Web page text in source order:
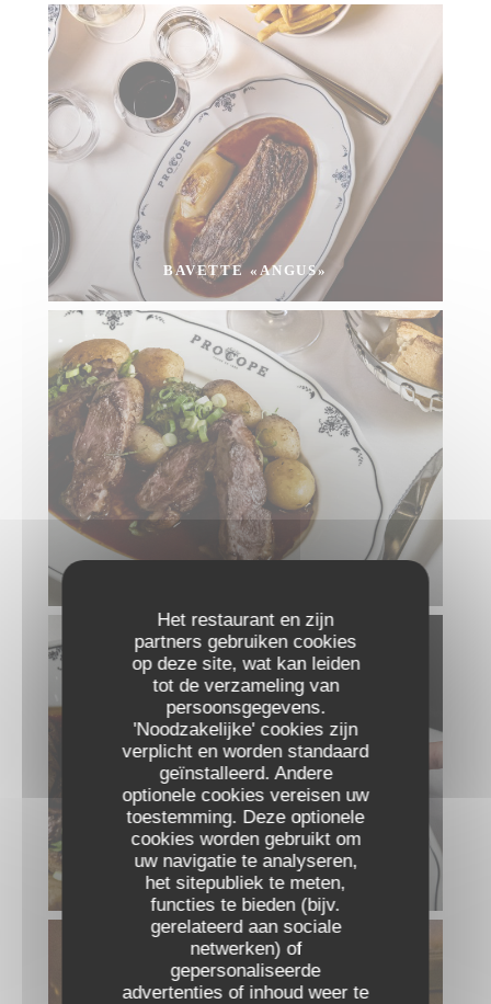
Het restaurant en zijn
partners gebruiken cookies
op deze site, wat kan leiden
tot de verzameling van
persoonsgegevens.
'Noodzakelijke' cookies zijn
verplicht en worden standaard
geïnstalleerd. Andere
optionele cookies vereisen uw
toestemming. Deze optionele
cookies worden gebruikt om
uw navigatie te analyseren,
het sitepubliek te meten,
functies te bieden (bijv.
gerelateerd aan sociale
netwerken) of
gepersonaliseerde
advertenties of inhoud weer te
BAVETTE «ANGUS»
MAGRET DE CANARD FRANÇAIS